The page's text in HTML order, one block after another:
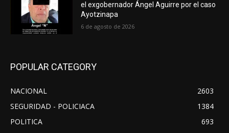
el exgobernador Ángel Aguirre por el caso
Ayotzinapa
6 de agosto de 2026
POPULAR CATEGORY
NACIONAL
2603
SEGURIDAD - POLICIACA
1384
POLITICA
693